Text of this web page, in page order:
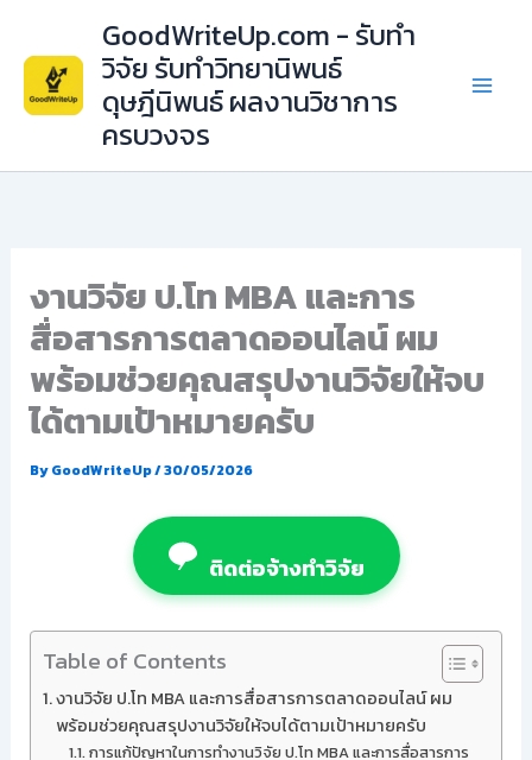
content
GoodWriteUp.com - รับทำ
วิจัย รับทำวิทยานิพนธ์
ดุษฎีนิพนธ์ ผลงานวิชาการ
ครบวงจร
งานวิจัย ป.โท MBA และการ
สื่อสารการตลาดออนไลน์ ผม
พร้อมช่วยคุณสรุปงานวิจัยให้จบ
ได้ตามเป้าหมายครับ
ByGoodWriteUp/30/05/2026
ติดต่อจ้างทำวิจัย
Table of Contents
งานวิจัย ป.โท MBA และการสื่อสารการตลาดออนไลน์ ผม
พร้อมช่วยคุณสรุปงานวิจัยให้จบได้ตามเป้าหมายครับ
การแก้ปัญหาในการทำงานวิจัย ป.โท MBA และการสื่อสารการ